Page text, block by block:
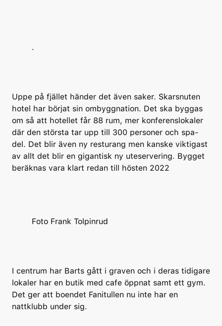
.
Uppe på fjället händer det även saker. Skarsnuten
hotel har börjat sin ombyggnation. Det ska byggas
om så att hotellet får 88 rum, mer konferenslokaler
där den största tar upp till 300 personer och spa-
del. Det blir även ny resturang men kanske viktigast
av allt det blir en gigantisk ny uteservering. Bygget
beräknas vara klart redan till hösten 2022
Foto Frank Tolpinrud
I centrum har Barts gått i graven och i deras tidigare
lokaler har en butik med cafe öppnat samt ett gym.
Det ger att boendet Fanitullen nu inte har en
nattklubb under sig.